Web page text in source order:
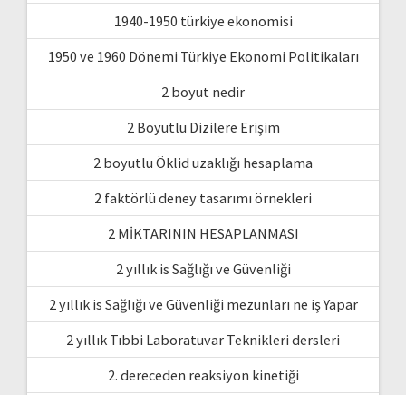
1940-1950 türkiye ekonomisi
1950 ve 1960 Dönemi Türkiye Ekonomi Politikaları
2 boyut nedir
2 Boyutlu Dizilere Erişim
2 boyutlu Öklid uzaklığı hesaplama
2 faktörlü deney tasarımı örnekleri
2 MİKTARININ HESAPLANMASI
2 yıllık is Sağlığı ve Güvenliği
2 yıllık is Sağlığı ve Güvenliği mezunları ne iş Yapar
2 yıllık Tıbbi Laboratuvar Teknikleri dersleri
2. dereceden reaksiyon kinetiği